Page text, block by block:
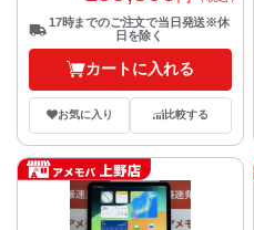
17時までのご注文で当日発送※休
日を除く
カートに入れる
お気に入り 比較する